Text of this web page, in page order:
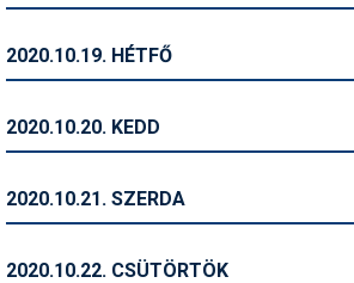
Snowboard
Szakértők
2020.10.19. HÉTFŐ
2020.10.20. KEDD
2020.10.21. SZERDA
2020.10.22. CSÜTÖRTÖK